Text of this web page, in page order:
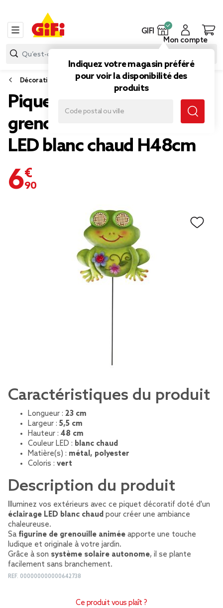
GIFI
Indiquez votre magasin préféré
pour voir la disponibilité des
produits
Mon compte
Décoration lumineuse extérieure
Piquet solaire à planter
grenouille animée yeux
LED blanc chaud H48cm
6,90 €
Caractéristiques du produit
Longueur : 23 cm
Largeur : 5,5 cm
Hauteur : 48 cm
Couleur LED : blanc chaud
Matière(s) : métal, polyester
Coloris : vert
Description du produit
Illuminez vos extérieurs avec ce piquet décoratif doté d'un
éclairage LED blanc chaud pour créer une ambiance
chaleureuse.
Sa figurine de grenouille animée apporte une touche
ludique et originale à votre jardin.
Grâce à son système solaire autonome, il se plante
facilement sans branchement.
REF. 000000000000642738
Ce produit vous plaît ?